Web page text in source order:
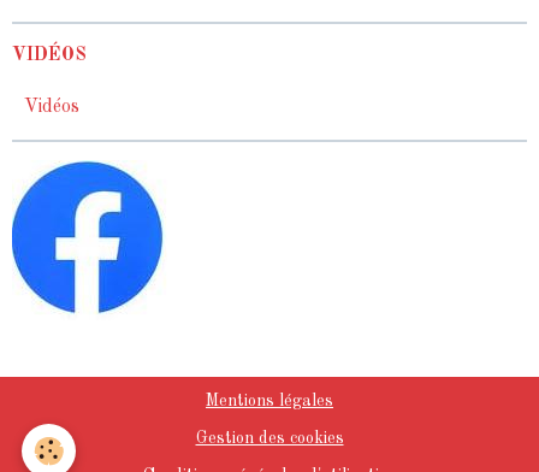
VIDÉOS
Vidéos
Mentions légales
Gestion des cookies